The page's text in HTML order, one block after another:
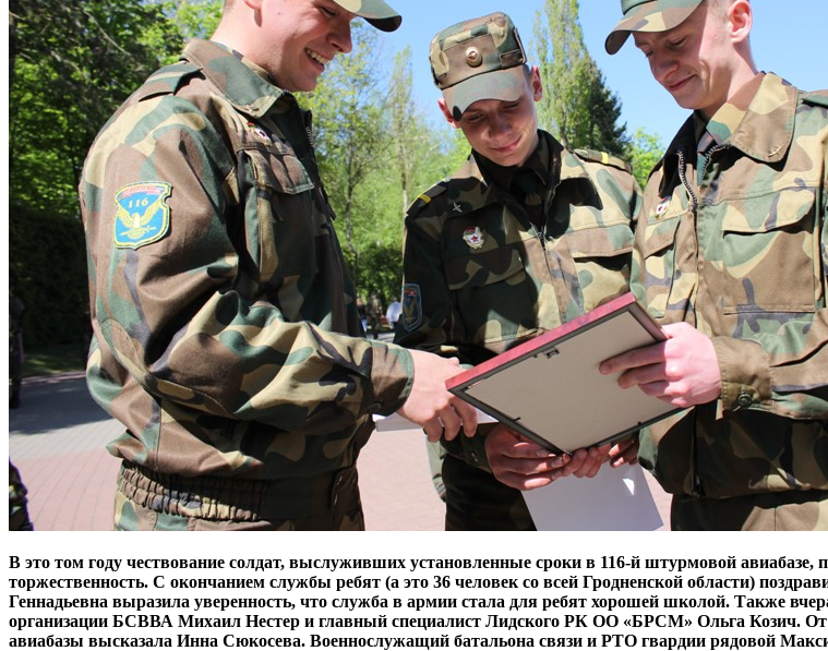
В это том году чествование солдат, выслуживших установленные сроки в 116-й штурмовой авиабазе,
торжественность. С окончанием службы ребят (а это 36 человек со всей Гродненской области)
Геннадьевна выразила уверенность, что служба в армии стала для ребят хорошей школой. Также
организации БСВВА Михаил Нестер и главный специалист Лидского РК ОО «БРСМ» Ольга Козич. От
авиабазы высказала Инна Сюкосева. Военнослужащий батальона связи и РТО гвардии рядовой